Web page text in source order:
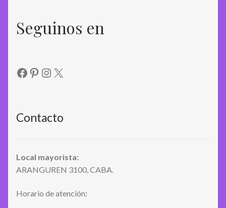
Seguinos en
Facebook
Pinterest
Instagram
X
Contacto
Local mayorista:
ARANGUREN 3100, CABA.
Horario de atención: